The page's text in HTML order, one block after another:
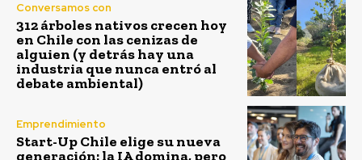
Conversamos con
312 árboles nativos crecen hoy
en Chile con las cenizas de
alguien (y detrás hay una
industria que nunca entró al
debate ambiental)
Emprendimiento
Start-Up Chile elige su nueva
generación: la IA domina, pero